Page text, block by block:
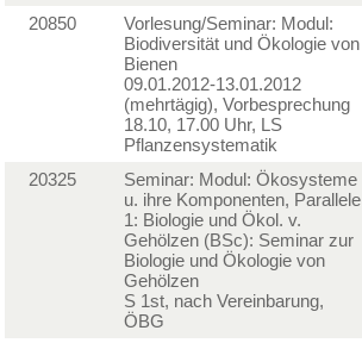
20850
Vorlesung/Seminar: Modul:
Biodiversität und Ökologie von
Bienen
09.01.2012-13.01.2012
(mehrtägig), Vorbesprechung
18.10, 17.00 Uhr, LS
Pflanzensystematik
20325
Seminar: Modul: Ökosysteme
u. ihre Komponenten, Parallele
1: Biologie und Ökol. v.
Gehölzen (BSc): Seminar zur
Biologie und Ökologie von
Gehölzen
S 1st, nach Vereinbarung,
ÖBG